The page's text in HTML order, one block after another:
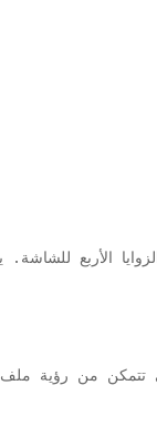
تتمكن من رؤية ملف